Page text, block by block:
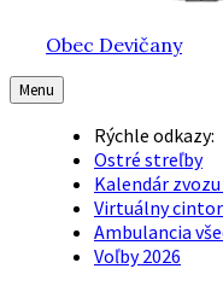
Obec Devičany
Menu
Rýchle odkazy:
Ostré streľby
Kalendár
Virtuálny
Ambulancia
Voľby 2026